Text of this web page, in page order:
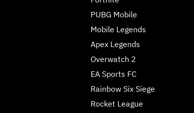
PUBG Mobile
Mobile Legends
Apex Legends
Overwatch 2
EA Sports FC
Rainbow Six Siege
Rocket League